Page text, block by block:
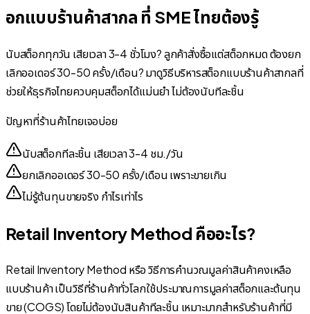
อกแบบร้านค้าสากล ที่ SME ไทยต้องรู้
นับสต็อกทุกวัน เสียเวลา 3-4 ชั่วโมง? ลูกค้าสั่งซื้อแต่สต็อกหมด ต้องยก
เลิกออเดอร์ 30-50 ครั้ง/เดือน? มาดูวิธีบริหารสต็อกแบบร้านค้าสากลที่
ช่วยให้ธุรกิจไทยควบคุมสต็อกได้แม่นยำ ไม่ต้องนับทีละชิ้น
ปัญหาที่ร้านค้าไทยเจอบ่อย
นับสต็อกทีละชิ้น เสียเวลา 3-4 ชม./วัน
ยกเลิกออเดอร์ 30-50 ครั้ง/เดือน เพราะขายเกิน
ไม่รู้ต้นทุนขายจริง กำไรเท่าไร
Retail Inventory Method คืออะไร?
Retail Inventory Method หรือ วิธีการคำนวณมูลค่าสินค้าคงเหลือ
แบบร้านค้า เป็นวิธีที่ร้านค้าทั่วโลกใช้ประมาณการมูลค่าสต็อกและต้นทุน
ขาย (COGS) โดยไม่ต้องนับสินค้าทีละชิ้น เหมาะมากสำหรับร้านค้าที่มี